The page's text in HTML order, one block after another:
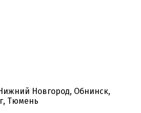
Новгород, Обнинск,
Тюмень